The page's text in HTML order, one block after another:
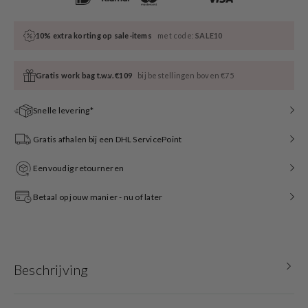
Beschrijving
10% extra korting op sale-items met code:SALE10
Gratis work bag t.w.v. €109 bij bestellingen boven €75
Snelle levering*
Gratis afhalen bij een DHL ServicePoint
Eenvoudig retourneren
Betaal op jouw manier - nu of later